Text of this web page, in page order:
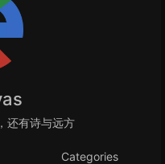
还有诗与远方
Categories